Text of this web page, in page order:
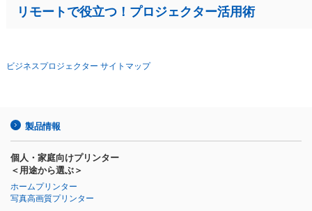
リモートで役立つ！プロジェクター活用術
ビジネスプロジェクター サイトマップ
製品情報
個人・家庭向けプリンター
＜用途から選ぶ＞
ホームプリンター
写真高画質プリンター